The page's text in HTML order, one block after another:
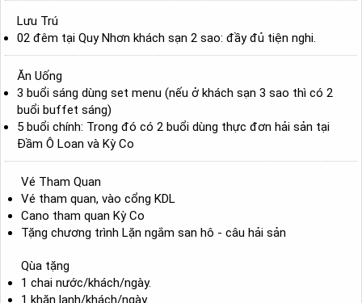
Lưu Trú
02 đêm tại Quy Nhơn khách sạn 2 sao: đầy đủ tiện nghi.
Ăn Uống
3 buổi sáng dùng set menu (nếu ở khách sạn 3 sao thì có 2
buổi buffet sáng)
5 buổi chính: Trong đó có 2 buổi dùng thực đơn hải sản tại
Đầm Ô Loan và Kỳ Co
Vé Tham Quan
Vé tham quan, vào cổng KDL
Cano tham quan Kỳ Co
Tặng chương trình Lặn ngắm san hô - câu hải sản
Qùa tặng
1 chai nước/khách/ngày.
1 khăn lạnh/khách/ngày.